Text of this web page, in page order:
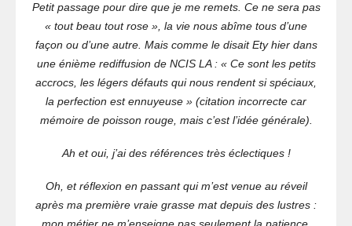
tout…
Petit passage pour dire que je me remets. Ce ne sera pas
« tout beau tout rose », la vie nous abîme tous d’une
façon ou d’une autre. Mais comme le disait Ety hier dans
une énième rediffusion de NCIS LA : « Ce sont les petits
accrocs, les légers défauts qui nous rendent si spéciaux,
la perfection est ennuyeuse » (citation incorrecte car
mémoire de poisson rouge, mais c’est l’idée générale).
Ah et oui, j’ai des références très éclectiques !
Oh, et réflexion en passant qui m’est venue au réveil
après ma première vraie grasse mat depuis des lustres :